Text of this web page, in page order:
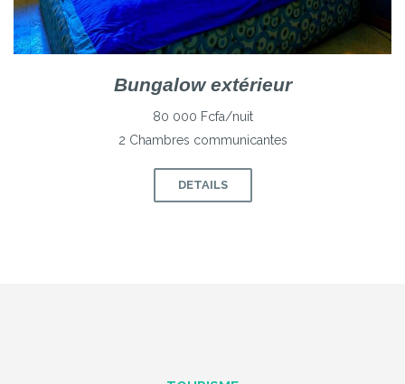
Bungalow extérieur
80 000 Fcfa/nuit
2 Chambres communicantes
DETAILS